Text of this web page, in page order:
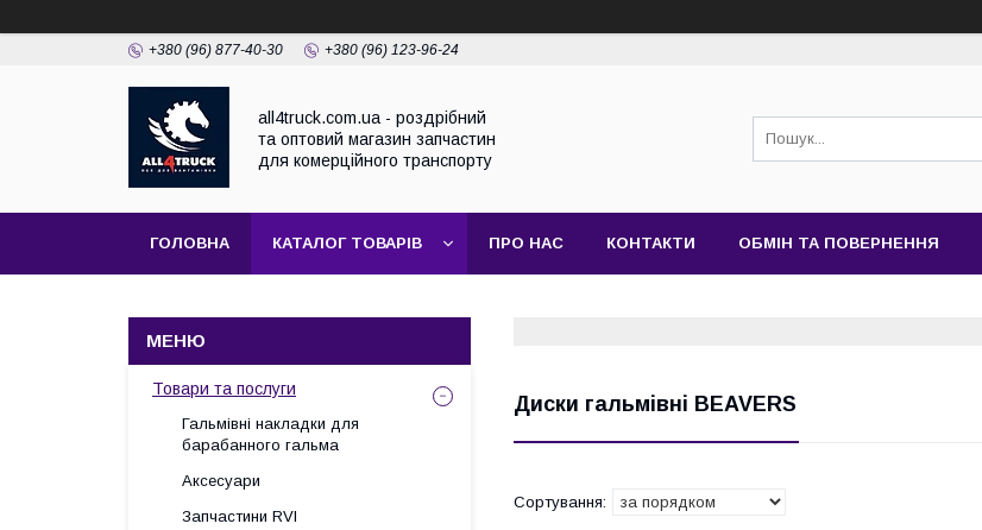
+380 (96) 877-40-30 +380 (96) 123-96-24
all4truck.com.ua - роздрібний
та оптовий магазин запчастин
для комерційного транспорту
ГОЛОВНА КАТАЛОГ ТОВАРІВ ПРО НАС КОНТАКТИ ОБМІН ТА ПОВЕРНЕННЯ
Диски гальмівні BEAVERS
Товари та послуги
Гальмівні накладки для
барабанного гальма
Аксесуари
Запчастини RVI